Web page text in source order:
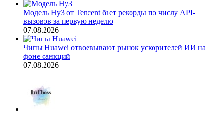
Модель Hy3 от Tencent бьет рекорды по числу API-
вызовов за первую неделю
07.08.2026
Чипы Huawei отвоевывают рынок ускорителей ИИ на
фоне санкций
07.08.2026